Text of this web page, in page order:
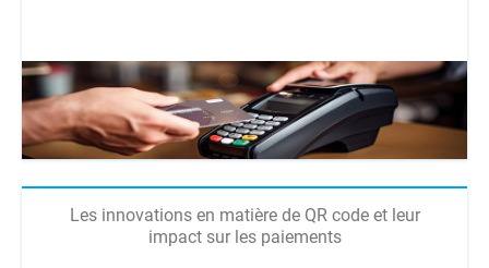
Les innovations en matière de QR code et leur
impact sur les paiements